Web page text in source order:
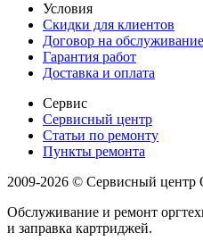
Условия
Скидки для клиентов
Договор на обслуживание
Гарантия работ
Доставка и оплата
Сервис
Сервисный центр
Статьи по ремонту
Пункты ремонта
2009-2026 © Сервисный
Обслуживание и ремонт
и заправка картриджей.